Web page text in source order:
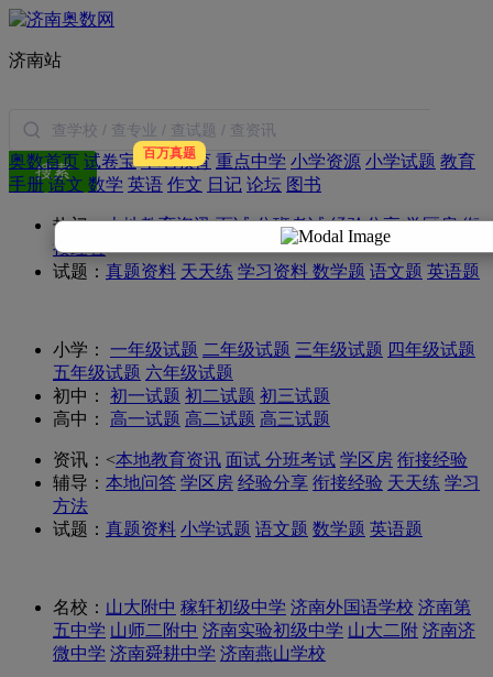
济南站
搜索
奥数首页 试卷宝 百万真题
本地教育 重点中学 小学资源 小学试题 教育
手册 语文 数学 英语 作文 日记 论坛 图书
热门：本地教育资讯 面试分班考试经验分享 学区房 衔
接经验
试题： 真题资料 天天练 学习资料 数学题 语文题 英语题
小学： 一年级试题 二年级试题 三年级试题 四年级试题
五年级试题 六年级试题
初中：
初一试题 初二试题 初三试题
高中：
高一试题 高二试题 高三试题
资讯： <本地教育资讯 面试 分班考试 学区房 衔接经验
辅导： 本地问答 学区房 经验分享 衔接经验 天天练 学习
方法
试题： 真题资料 小学试题 语文题 数学题 英语题
名校： 山大附中 稼轩初级中学 济南外国语学校 济南第
五中学 山师二附中 济南实验初级中学 山大二附 济南济
微中学 济南舜耕中学 济南燕山学校